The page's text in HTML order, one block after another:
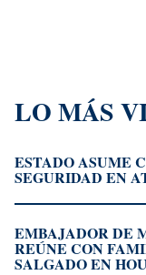
que continuará
LO MÁS
ESTADO ASUME
SEGURIDAD EN
EMBAJADOR DE
REÚNE CON
SALGADO EN